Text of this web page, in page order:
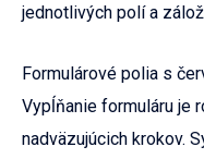
jednotlivých polí a
Formulárové polia s
Vypĺňanie formuláru je
nadväzujúcich krokov.